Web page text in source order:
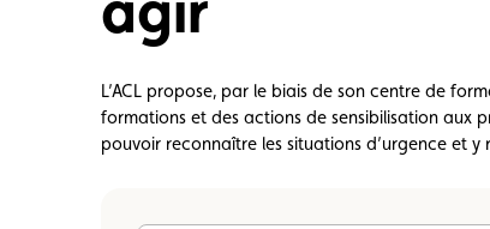
Carte membre
L’ACL propose, par le biais de son centre de
formations et des actions de sensibilisation aux
pouvoir reconnaître les situations d’urgence et